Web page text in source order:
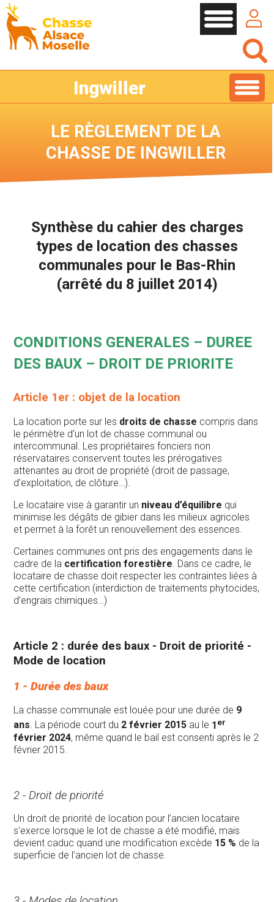
Ingwiller
LE RÈGLEMENT DE LA
CHASSE DE INGWILLER
Synthèse du cahier des charges
types de location des chasses
communales pour le Bas-Rhin
(arrêté du 8 juillet 2014)
CONDITIONS GENERALES – DUREE
DES BAUX – DROIT DE PRIORITE
Article 1er : objet de la location
La location porte sur les droits de chasse compris dans
le périmètre d’un lot de chasse communal ou
intercommunal. Les propriétaires fonciers non
réservataires conservent toutes les prérogatives
attenantes au droit de propriété (droit de passage,
d’exploitation, de clôture…).
Le locataire vise à garantir un niveau d’équilibre qui
minimise les dégâts de gibier dans les milieux agricoles
et permet à la forêt un renouvellement des essences.
Certaines communes ont pris des engagements dans le
cadre de la certification forestière. Dans ce cadre, le
locataire de chasse doit respecter les contraintes liées à
cette certification (interdiction de traitements phytocides,
d’engrais chimiques…)
Article 2 : durée des baux - Droit de priorité -
Mode de location
1 - Durée des baux
La chasse communale est louée pour une durée de 9
ans. La période court du 2 février 2015 au le 1 er
février 2024, même quand le bail est consenti après le 2
février 2015.
2 - Droit de priorité
Un droit de priorité de location pour l’ancien locataire
s'exerce lorsque le lot de chasse a été modifié, mais
devient caduc quand une modification excède 15 % de la
superficie de l’ancien lot de chasse.
Cookies management panel